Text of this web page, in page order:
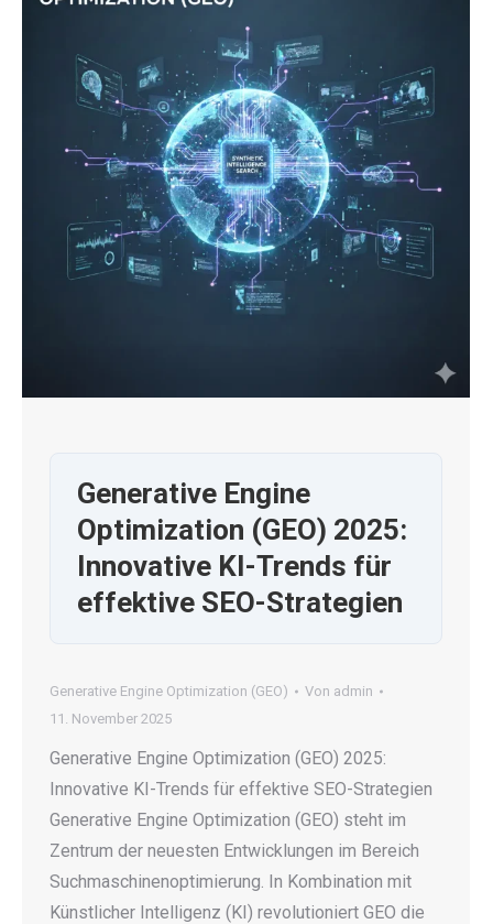
Generative Engine
Optimization (GEO) 2025:
Innovative KI-Trends für
effektive SEO-Strategien
Generative Engine Optimization (GEO) Von admin
11. November 2025
Generative Engine Optimization (GEO) 2025:
Innovative KI-Trends für effektive SEO-Strategien
Generative Engine Optimization (GEO) steht im
Zentrum der neuesten Entwicklungen im Bereich
Suchmaschinenoptimierung. In Kombination mit
Künstlicher Intelligenz (KI) revolutioniert GEO die